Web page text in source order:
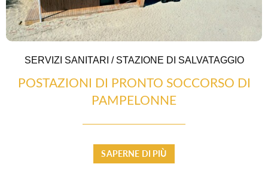
SERVIZI SANITARI / STAZIONE DI SALVATAGGIO
POSTAZIONI DI PRONTO SOCCORSO DI
PAMPELONNE
SAPERNE DI PIÙ